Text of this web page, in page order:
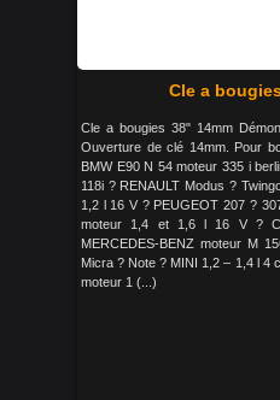
Cle a
Cle a bougies 38" 14mm
Ouverture de clé 14mm. Pour
BMW E90 N 54 moteur 335 i
118i ? RENAULT Modus ?
1,2 l 16 V ? PEUGEOT 207 ?
moteur 1,4 et 1,6 l 16 V ?
MERCEDES-BENZ moteur M
Micra ? Note ? MINI 1,2 – 1,4 l 4
moteur 1 (...)